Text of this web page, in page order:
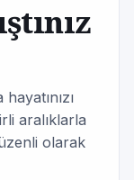
aralıklarla
olarak